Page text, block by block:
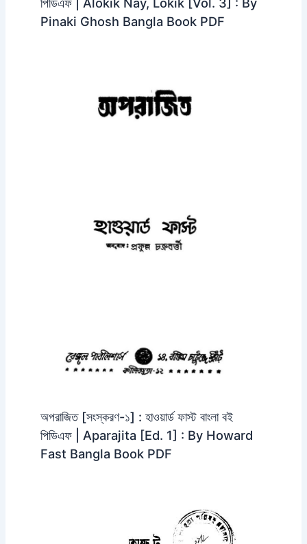
Pinaki Ghosh Bangla Book PDF
অপরাজিত [সংস্করণ-১] : হাওয়ার্ড ফাস্ট বাংলা বই
পিডিএফ | Aparajita [Ed. 1] : By Howard
Fast Bangla Book PDF